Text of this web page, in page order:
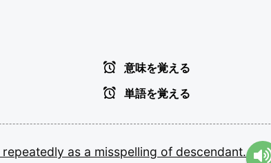
意味を覚える
単語を覚える
repeatedly as a misspelling of descendant.